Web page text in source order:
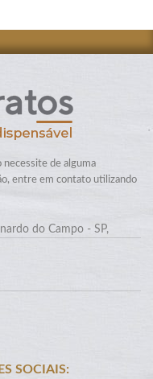
necessite de alguma
entre em contato utilizando
do Campo - SP,
SOCIAIS: